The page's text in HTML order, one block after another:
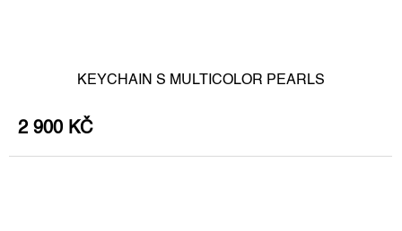
KEYCHAIN S MULTICOLOR PEARLS
2 900 KČ